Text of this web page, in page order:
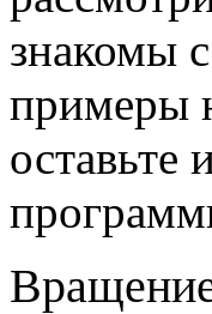
знакомы
примеры
оставьте